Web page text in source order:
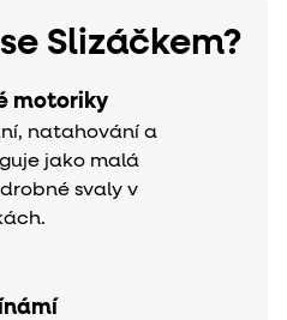
Slizáčkem?
motoriky
natahování a
jako malá
svaly v